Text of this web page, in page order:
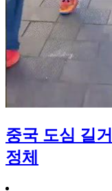
중국 도심 길
정체